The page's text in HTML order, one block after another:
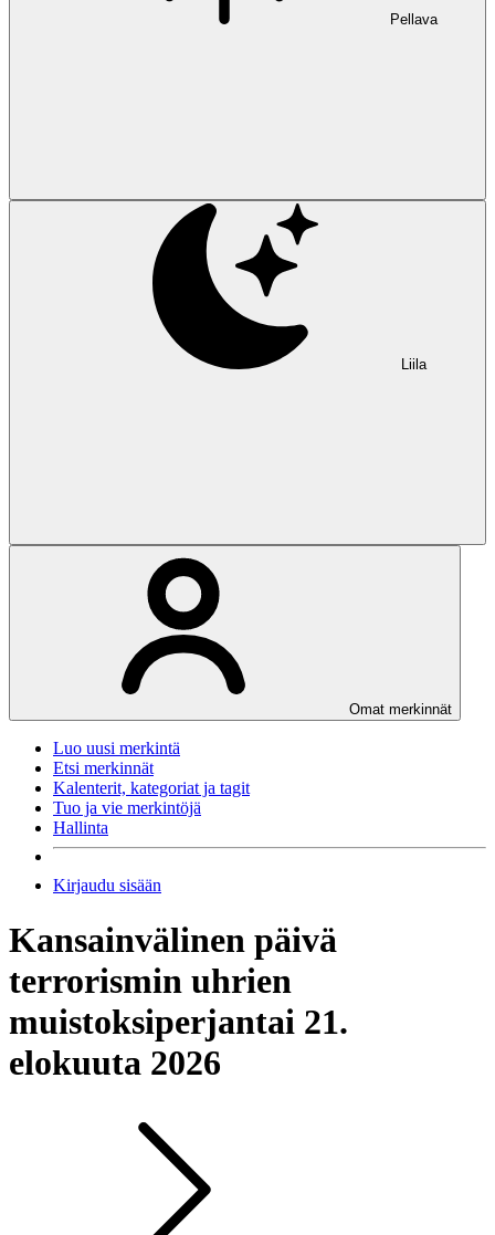
Pellava
Liila
Omat merkinnät
Luo uusi merkintä
Etsi merkinnät
Kalenterit, kategoriat ja tagit
Tuo ja vie merkintöjä
Hallinta
Kirjaudu sisään
Kansainvälinen päivä
terrorismin uhrien
muistoksiperjantai 21.
elokuuta 2026